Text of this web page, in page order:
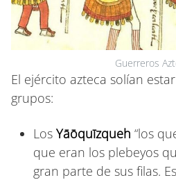
Guerreros
El ejército azteca solían
grupos:
Los Yāōquīzqueh “los
que eran los plebeyos
gran parte de sus filas.